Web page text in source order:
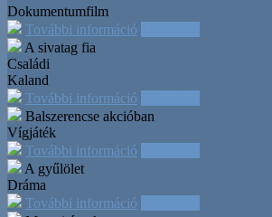
Dokumentumfilm
További információ
A sivatag fia
Családi
Kaland
További információ
Balszerencse akcióban
Vígjáték
További információ
A gyűlölet
Dráma
További információ